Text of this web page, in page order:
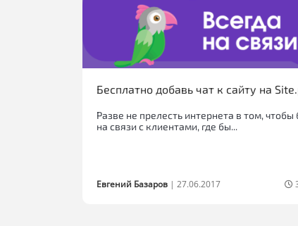
Бесплатно добавь чат к сайту на
Разве не прелесть интернета в том, чтобы
на связи с клиентами, где бы...
Евгений Базаров | 27.06.2017